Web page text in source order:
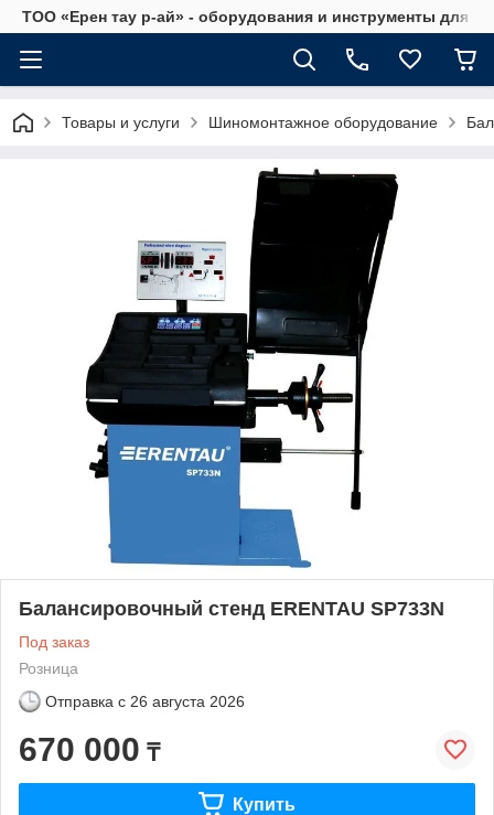
ТОО «Ерен тау р-ай» - оборудования и инструменты для
Товары и услуги Шиномонтажное оборудование
Балансировочный стенд ERENTAU SP733N
Под заказ
Розница
Отправка с 26 августа 2026
670 000 ₸
Купить